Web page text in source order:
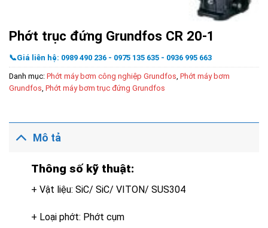
Phớt trục đứng Grundfos CR 20-1
📞Giá liên hệ: 0989 490 236 - 0975 135 635 - 0936 995 663
Danh mục: Phớt máy bơm công nghiệp Grundfos Phớt máy bơm
Grundfos Phớt máy bơm trục đứng Grundfos
Mô tả
Thông số kỹ thuật:
+ Vật liệu: SiC/ SiC/ VITON/ SUS304
+ Loại phớt: Phớt cụm